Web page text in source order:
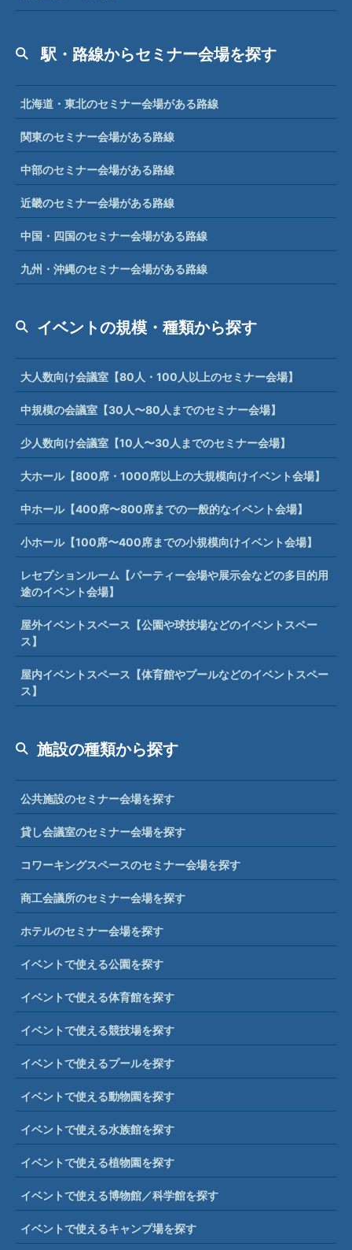
駅・路線からセミナー会場を探す
北海道・東北のセミナー会場がある路線
関東のセミナー会場がある路線
中部のセミナー会場がある路線
近畿のセミナー会場がある路線
中国・四国のセミナー会場がある路線
九州・沖縄のセミナー会場がある路線
イベントの規模・種類から探す
大人数向け会議室【80人・100人以上のセミナー会場】
中規模の会議室【30人〜80人までのセミナー会場】
少人数向け会議室【10人〜30人までのセミナー会場】
大ホール【800席・1000席以上の大規模向けイベント会場】
中ホール【400席〜800席までの一般的なイベント会場】
小ホール【100席〜400席までの小規模向けイベント会場】
レセプションルーム【パーティー会場や展示会などの多目的用
途のイベント会場】
屋外イベントスペース【公園や球技場などのイベントスペー
ス】
屋内イベントスペース【体育館やプールなどのイベントスペー
ス】
施設の種類から探す
公共施設のセミナー会場を探す
貸し会議室のセミナー会場を探す
コワーキングスペースのセミナー会場を探す
商工会議所のセミナー会場を探す
ホテルのセミナー会場を探す
イベントで使える公園を探す
イベントで使える体育館を探す
イベントで使える競技場を探す
イベントで使えるプールを探す
イベントで使える動物園を探す
イベントで使える水族館を探す
イベントで使える植物園を探す
イベントで使える博物館／科学館を探す
イベントで使えるキャンプ場を探す